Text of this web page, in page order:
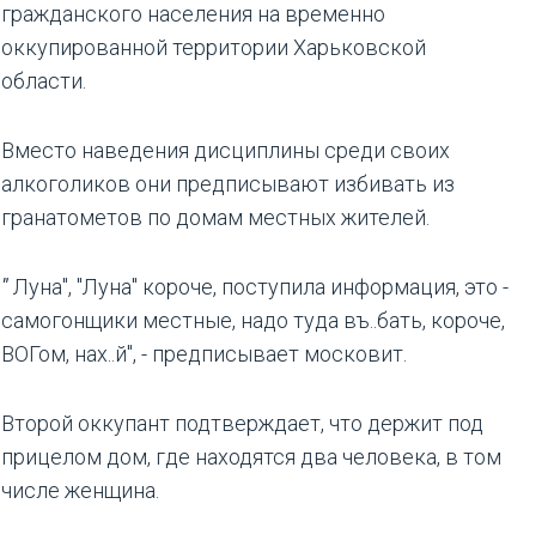
гражданского населения на временно
оккупированной территории Харьковской
области.
Вместо наведения дисциплины среди своих
алкоголиков они предписывают избивать из
гранатометов по домам местных жителей.
"Луна", "Луна" короче, поступила информация, это -
самогонщики местные, надо туда въ..бать, короче,
ВОГом, нах..й", - предписывает московит.
Второй оккупант подтверждает, что держит под
прицелом дом, где находятся два человека, в том
числе женщина.